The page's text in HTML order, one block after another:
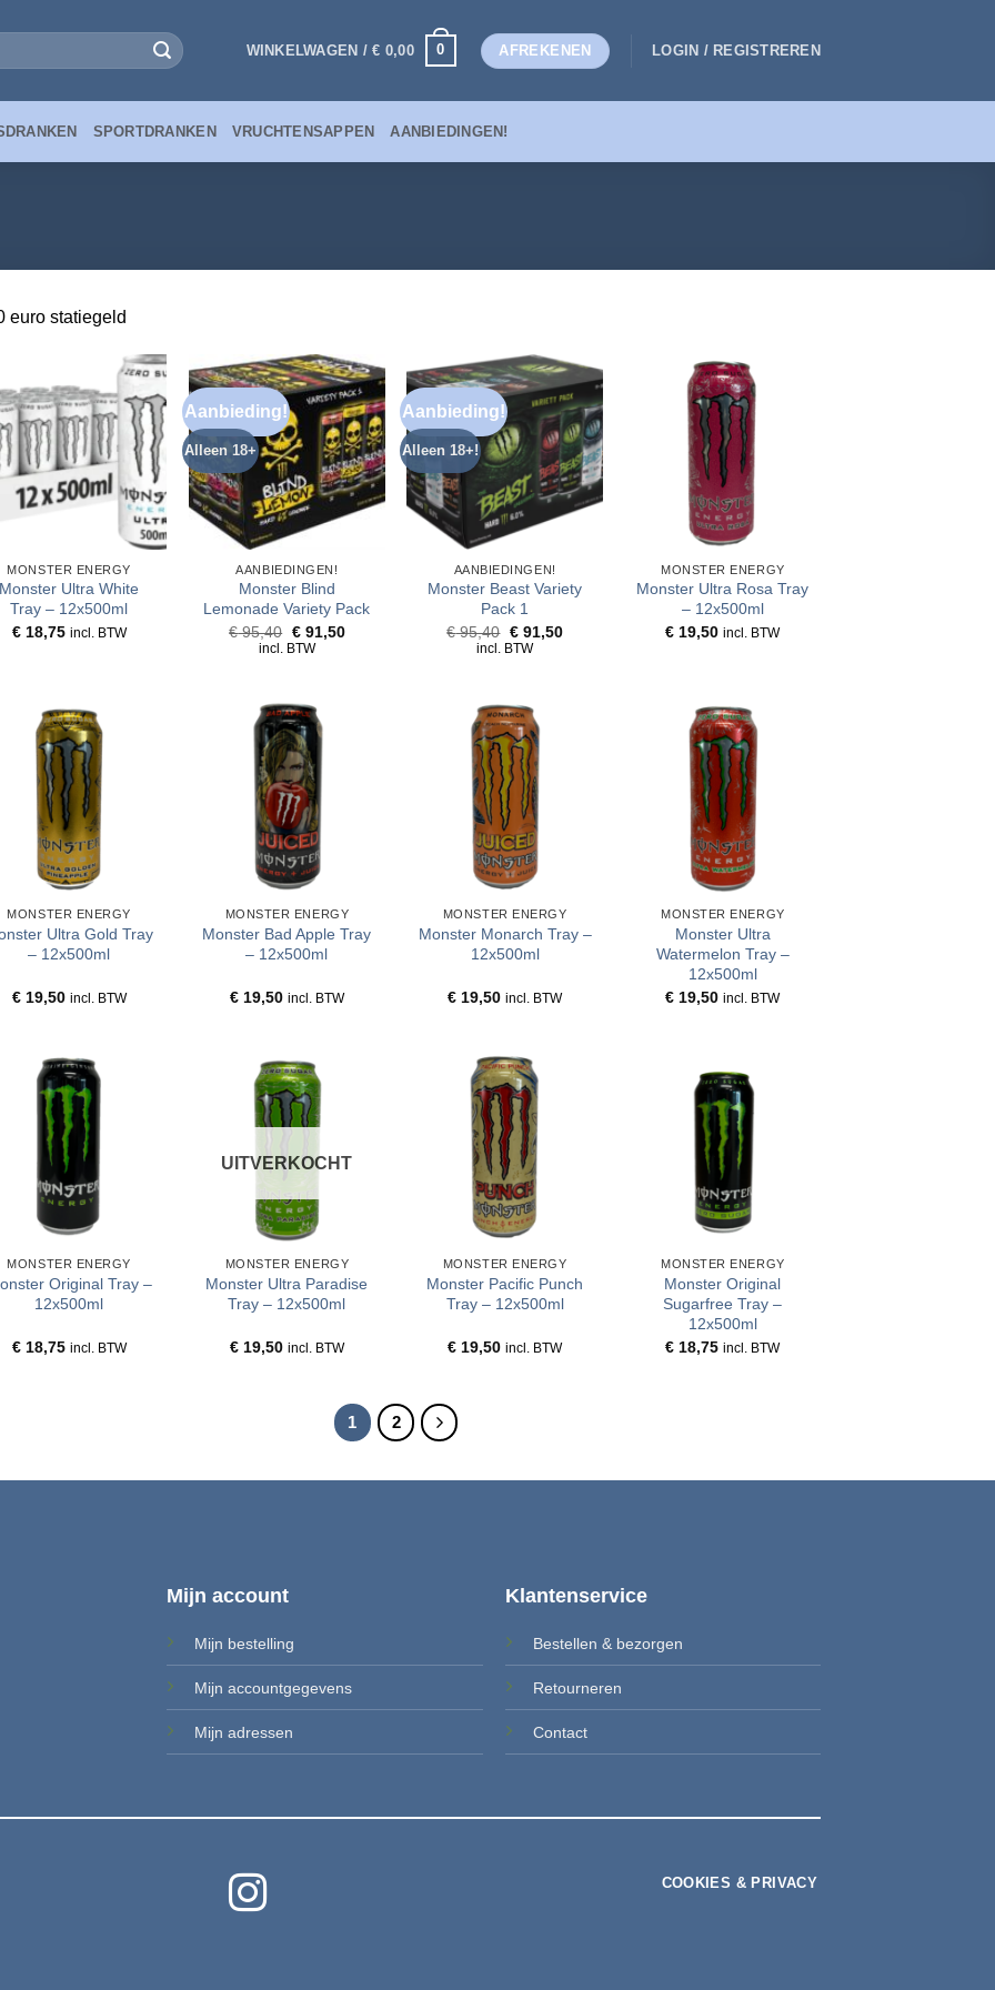
WINKELWAGEN /€ 0,00 0 AFREKENEN LOGIN / REGISTREREN
SPORTDRANKEN VRUCHTENSAPPEN AANBIEDINGEN!
euro statiegeld
MONSTER ENERGY
Monster Ultra White
Tray – 12x500ml
€18,75 incl. BTW
Aanbieding!
Alleen 18+
AANBIEDINGEN!
Monster Blind
Lemonade Variety Pack
€95,40 Oorspronkelijke
prijs
€91,50Huidige
incl. BTW
Aanbieding!
Alleen 18+!
AANBIEDINGEN!
Monster Beast Variety
Pack 1
€95,40 Oorspronkelijke
prijs
€91,50Huidige
incl. BTW
MONSTER ENERGY
Monster Ultra Rosa Tray
– 12x500ml
€ 19,50 incl. BTW
MONSTER ENERGY
Ultra Gold Tray
– 12x500ml
€19,50 incl. BTW
MONSTER ENERGY
Monster Bad Apple Tray
– 12x500ml
€19,50 incl. BTW
MONSTER ENERGY
Monster Monarch Tray –
12x500ml
€ 19,50 incl. BTW
MONSTER ENERGY
Monster Ultra
Watermelon Tray –
12x500ml
€ 19,50 incl. BTW
MONSTER ENERGY
Original Tray –
12x500ml
€18,75 incl. BTW
UITVERKOCHT
MONSTER ENERGY
Monster Ultra Paradise
Tray – 12x500ml
€19,50 incl. BTW
MONSTER ENERGY
Monster Pacific Punch
Tray – 12x500ml
€ 19,50 incl. BTW
MONSTER ENERGY
Monster Original
Sugarfree Tray –
12x500ml
€ 18,75 incl. BTW
1 2
Mijn account
Mijn bestelling
Mijn accountgegevens
Mijn adressen
Klantenservice
Bestellen & bezorgen
Retourneren
Contact
COOKIES & PRIVACY